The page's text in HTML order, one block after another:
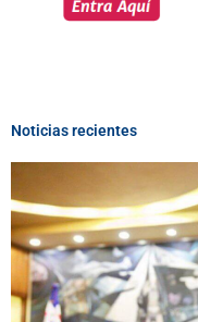
Noticias recientes